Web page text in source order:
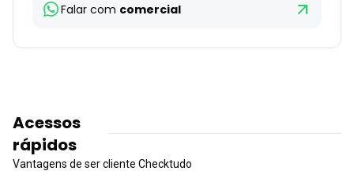
Falar com comercial
Acessos
rápidos
Vantagens de ser cliente Checktudo